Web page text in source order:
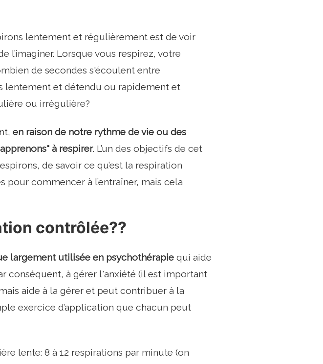
lentement et régulièrement est de voir
l’imaginer. Lorsque vous respirez, votre
de secondes s'écoulent entre
lentement et détendu ou rapidement et
ou irrégulière?
en raison de notre rythme de vie ou des
à respirer. L’un des objectifs de cet
de savoir ce qu’est la respiration
commencer à l’entraîner, mais cela
contrôlée??
largement utilisée en psychothérapie qui aide
conséquent, à gérer l'anxiété (il est important
aide à la gérer et peut contribuer à la
exercice d’application que chacun peut
lente: 8 à 12 respirations par minute (on